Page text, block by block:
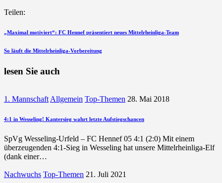
Teilen:
Beitragsnavigation
vorherigen
„Maximal motiviert“: FC Hennef präsentiert neues Mittelrheinliga-Team
nächsten
So läuft die Mittelrheinliga-Vorbereitung
lesen Sie auch
1. MannschaftAllgemein Top-Themen 28. Mai 2018
4:1 in Wesseling! Kantersieg wahrt letzte Aufstiegschancen
SpVg Wesseling-Urfeld – FC Hennef 05 4:1 (2:0) Mit einem
überzeugenden 4:1-Sieg in Wesseling hat unsere Mittelrheinliga-Elf
(dank einer…
Nachwuchs Top-Themen 21. Juli 2021